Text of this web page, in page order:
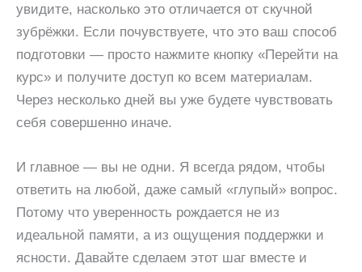
увидите, насколько это отличается от скучной
зубрёжки. Если почувствуете, что это ваш способ
подготовки — просто нажмите кнопку «Перейти на
курс» и получите доступ ко всем материалам.
Через несколько дней вы уже будете чувствовать
себя совершенно иначе.
И главное — вы не одни. Я всегда рядом, чтобы
ответить на любой, даже самый «глупый» вопрос.
Потому что уверенность рождается не из
идеальной памяти, а из ощущения поддержки и
ясности. Давайте сделаем этот шаг вместе и